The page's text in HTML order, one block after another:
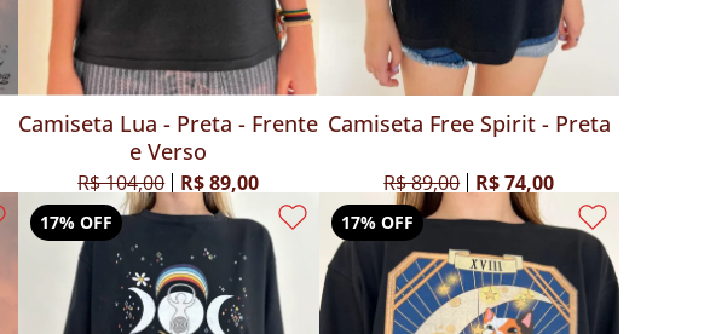
Camiseta Lua - Preta - Frente
e Verso
R$ 104,00 R$ 89,00
Camiseta Free Spirit - Preta
R$ 89,00 R$ 74,00
17% OFF 17% OFF